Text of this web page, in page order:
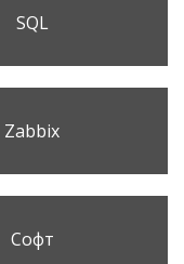
SQL
Zabbix
Софт